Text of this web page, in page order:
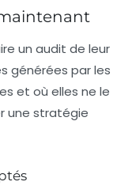
un audit de leur
générées par les
et où elles ne le
une stratégie